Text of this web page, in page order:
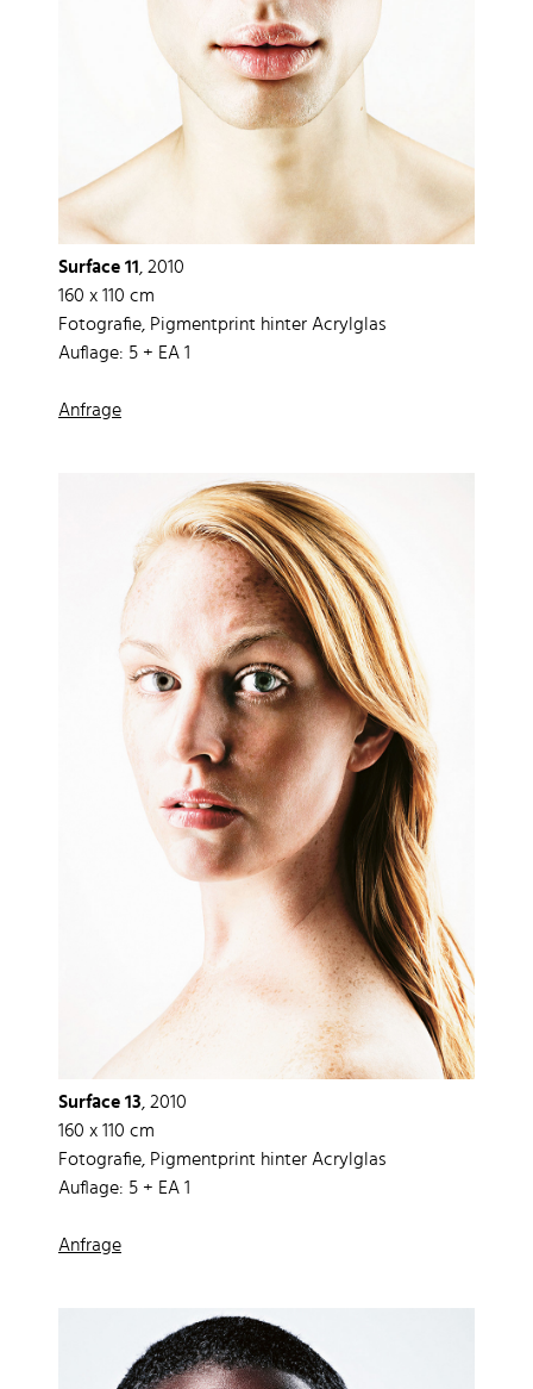
Surface 11, 2010
160 x 110 cm
Fotografie, Pigmentprint hinter Acrylglas
Auflage: 5 + EA 1
Anfrage
Surface 13, 2010
160 x 110 cm
Fotografie, Pigmentprint hinter Acrylglas
Auflage: 5 + EA 1
Anfrage